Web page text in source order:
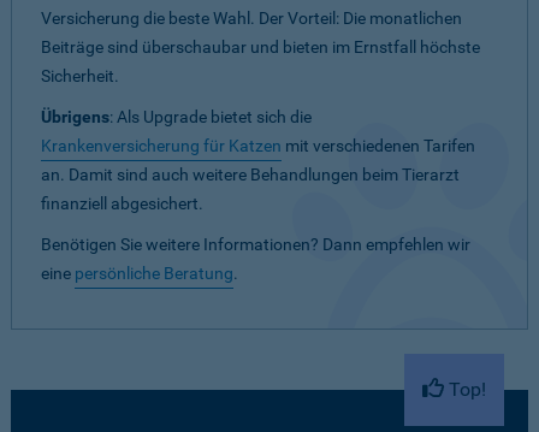
Versicherung die beste Wahl. Der Vorteil: Die monatlichen
Beiträge sind überschaubar und bieten im Ernstfall höchste
Sicherheit.
Übrigens: Als Upgrade bietet sich die
Krankenversicherung für Katzen mit verschiedenen Tarifen
an. Damit sind auch weitere Behandlungen beim Tierarzt
finanziell abgesichert.
Benötigen Sie weitere Informationen? Dann empfehlen wir
eine persönliche Beratung.
Top!